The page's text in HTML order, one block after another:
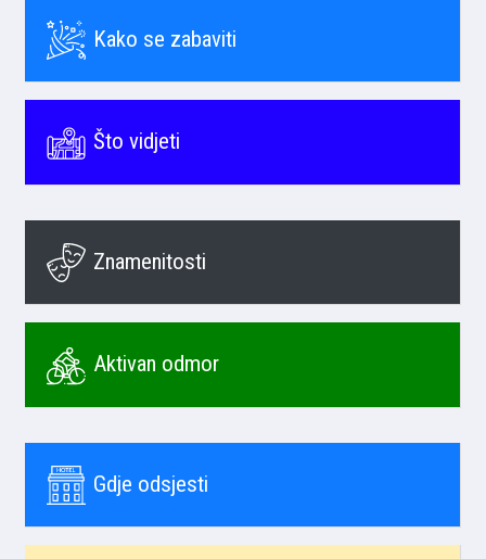
Kako se zabaviti
Što vidjeti
Znamenitosti
Aktivan odmor
Gdje odsjesti